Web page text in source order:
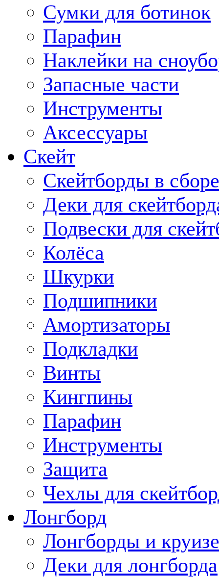
Сумки для ботинок
Парафин
Наклейки на
Запасные части
Инструменты
Аксессуары
Скейт
Скейтборды в сборе
Деки для
Подвески для
Колёса
Шкурки
Подшипники
Амортизаторы
Подкладки
Винты
Кингпины
Парафин
Инструменты
Защита
Чехлы для
Лонгборд
Лонгборды и
Деки для лонгборда